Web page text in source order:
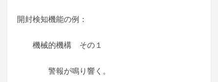
開封検知機能の例：
機械的機構 その１
警報が鳴り響く。